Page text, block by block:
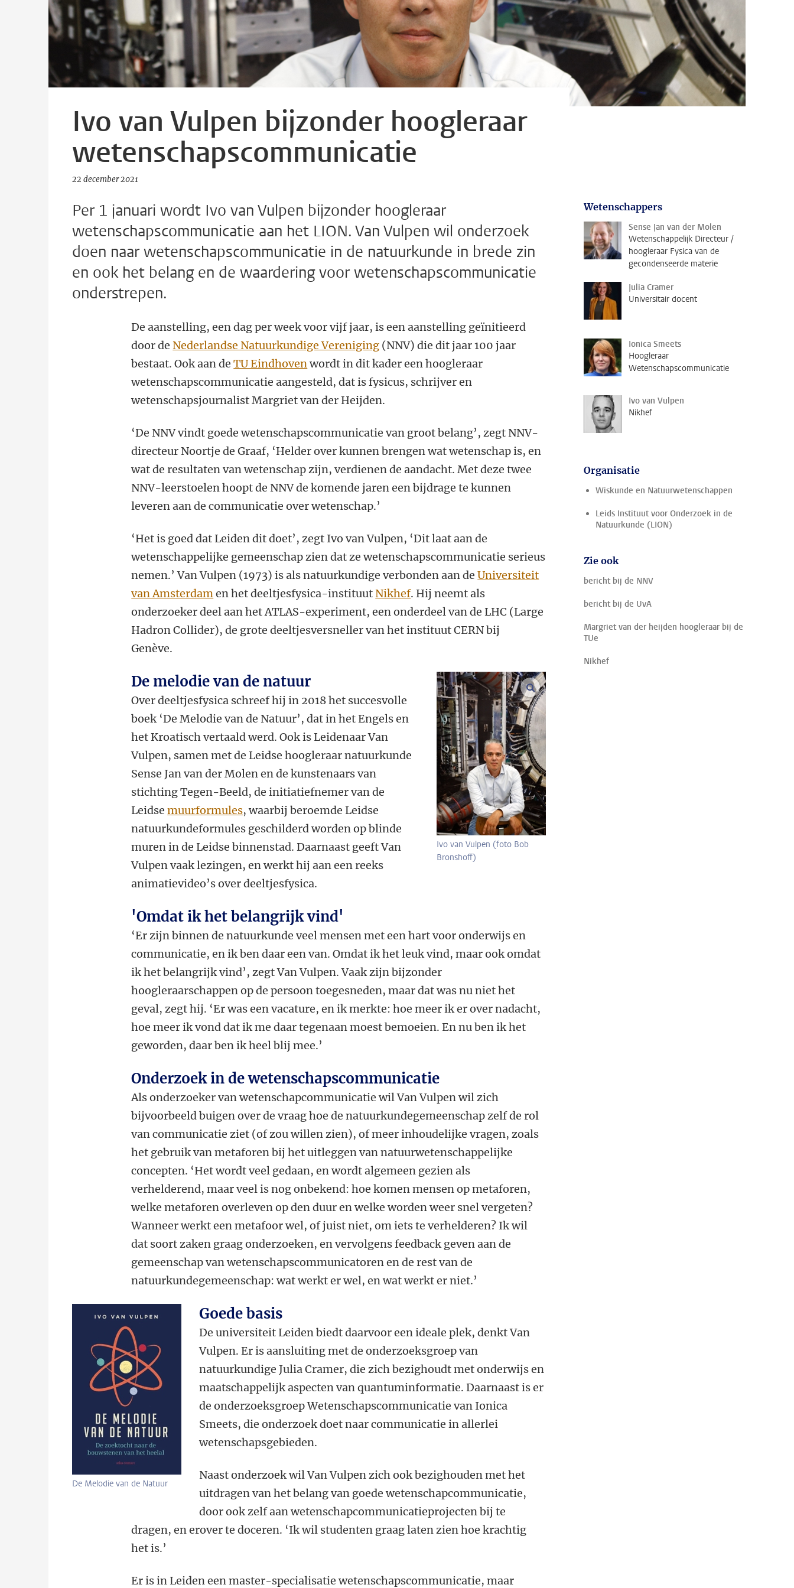
Ivo van Vulpen bijzonder hoogleraar
wetenschapscommunicatie
22 december 2021
Per 1 januari wordt Ivo van Vulpen bijzonder hoogleraar
wetenschapscommunicatie aan het LION. Van Vulpen wil onderzoek
doen naar wetenschapscommunicatie in de natuurkunde in brede zin
en ook het belang en de waardering voor wetenschapscommunicatie
onderstrepen.
De aanstelling, een dag per week voor vijf jaar, is een aanstelling geïnitieerd
door deNederlandse Natuurkundige Vereniging (NNV) die dit jaar 100 jaar
bestaat. Ook aan deTU Eindhovenwordt in dit kader een hoogleraar
wetenschapscommunicatie aangesteld, dat is fysicus, schrijver en
wetenschapsjournalist Margriet van der Heijden.
‘De NNV vindt goede wetenschapscommunicatie van groot belang’, zegt NNV-
directeur Noortje de Graaf, ‘Helder over kunnen brengen wat wetenschap is, en
wat de resultaten van wetenschap zijn, verdienen de aandacht. Met deze twee
NNV-leerstoelen hoopt de NNV de komende jaren een bijdrage te kunnen
leveren aan de communicatie over wetenschap.’
‘Het is goed dat Leiden dit doet’, zegt Ivo van Vulpen, ‘Dit laat aan de
wetenschappelijke gemeenschap zien dat ze wetenschapscommunicatie serieus
nemen.’ Van Vulpen (1973) is als natuurkundige verbonden aan deUniversiteit
van Amsterdamen het deeltjesfysica-instituutNikhef. Hij neemt als
onderzoeker deel aan het ATLAS-experiment, een onderdeel van de LHC (Large
Hadron Collider), de grote deeltjesversneller van het instituut CERN bij
Genève.
Ivo van Vulpen (foto Bob
Bronshoff)
vergroot afbeeldingen
De melodie van de natuur
Over deeltjesfysica schreef hij in 2018 het succesvolle
boek ‘De Melodie van de Natuur’, dat in het Engels en
het Kroatisch vertaald werd. Ook is Leidenaar Van
Vulpen, samen met de Leidse hoogleraar natuurkunde
Sense Jan van der Molen en de kunstenaars van
stichting Tegen-Beeld, de initiatiefnemer van de
Leidsemuurformules, waarbij beroemde Leidse
natuurkundeformules geschilderd worden op blinde
muren in de Leidse binnenstad. Daarnaast geeft Van
Vulpen vaak lezingen, en werkt hij aan een reeks
animatievideo’s over deeltjesfysica.
'Omdat ik het belangrijk vind'
‘Er zijn binnen de natuurkunde veel mensen met een hart voor onderwijs en
communicatie, en ik ben daar een van. Omdat ik het leuk vind, maar ook omdat
ik het belangrijk vind’, zegt Van Vulpen. Vaak zijn bijzonder
hoogleraarschappen op de persoon toegesneden, maar dat was nu niet het
geval, zegt hij. ‘Er was een vacature, en ik merkte: hoe meer ik er over nadacht,
hoe meer ik vond dat ik me daar tegenaan moest bemoeien. En nu ben ik het
geworden, daar ben ik heel blij mee.’
Onderzoek in de wetenschapscommunicatie
Als onderzoeker van wetenschapcommunicatie wil Van Vulpen wil zich
bijvoorbeeld buigen over de vraag hoe de natuurkundegemeenschap zelf de rol
van communicatie ziet (of zou willen zien), of meer inhoudelijke vragen, zoals
het gebruik van metaforen bij het uitleggen van natuurwetenschappelijke
concepten. ‘Het wordt veel gedaan, en wordt algemeen gezien als
verhelderend, maar veel is nog onbekend: hoe komen mensen op metaforen,
welke metaforen overleven op den duur en welke worden weer snel vergeten?
Wanneer werkt een metafoor wel, of juist niet, om iets te verhelderen? Ik wil
dat soort zaken graag onderzoeken, en vervolgens feedback geven aan de
gemeenschap van wetenschapscommunicatoren en de rest van de
natuurkundegemeenschap: wat werkt er wel, en wat werkt er niet.’
De Melodie van de Natuur
Goede basis
De universiteit Leiden biedt daarvoor een ideale plek, denkt Van
Vulpen. Er is aansluiting met de onderzoeksgroep van
natuurkundige Julia Cramer, die zich bezighoudt met onderwijs en
maatschappelijk aspecten van quantuminformatie. Daarnaast is er
de onderzoeksgroep Wetenschapscommunicatie van Ionica
Smeets, die onderzoek doet naar communicatie in allerlei
wetenschapsgebieden.
Naast onderzoek wil Van Vulpen zich ook bezighouden met het
uitdragen van het belang van goede wetenschapcommunicatie,
door ook zelf aan wetenschapcommunicatieprojecten bij te
dragen, en erover te doceren. ‘Ik wil studenten graag laten zien hoe krachtig
het is.’
Er is in Leiden een master-specialisatie wetenschapscommunicatie, maar
Wetenschappers
Sense Jan van der Molen
Wetenschappelijk Directeur /
hoogleraar Fysica van de
gecondenseerde materie
Julia Cramer
Universitair docent
Ionica Smeets
Hoogleraar
Wetenschapscommunicatie
Ivo van Vulpen
Nikhef
Organisatie
Wiskunde en Natuurwetenschappen
Leids Instituut voor Onderzoek in de
Natuurkunde (LION)
Zie ook
bericht bij de NNV
bericht bij de UvA
Margriet van der heijden hoogleraar bij de
TUe
Nikhef